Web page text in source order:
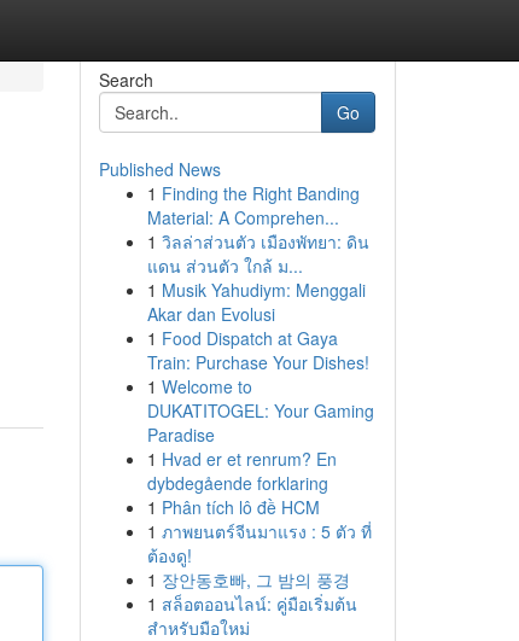
Search
Go
Published News
1 Finding the Right Banding
Material: A Comprehen...
1 วิลล่าส่วนตัว เมืองพัทยา: ดิน
แดน ส่วนตัว ใกล้ ม...
1 Musik Yahudiym: Menggali
Akar dan Evolusi
1 Food Dispatch at Gaya
Train: Purchase Your Dishes!
1 Welcome to
DUKATITOGEL: Your Gaming
Paradise
1 Hvad er et renrum? En
dybdegående forklaring
1 Phân tích lô đề HCM
1 ภาพยนตร์จีนมาแรง : 5 ตัว ที่
ต้องดู!
1 장안동호빠, 그 밤의 풍경
1 สล็อตออนไลน์: คู่มือเริ่มต้น
สำหรับมือใหม่